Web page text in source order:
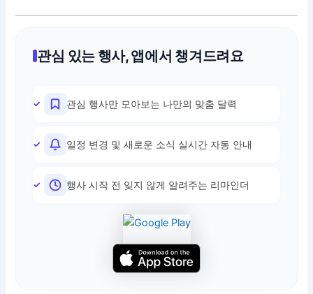
관심 있는 행사, 앱에서 챙겨드려요
관심 행사만 모아보는 나만의 맞춤 달력
일정 변경 및 새로운 소식 실시간 자동 안내
행사 시작 전 잊지 않게 알려주는 리마인더